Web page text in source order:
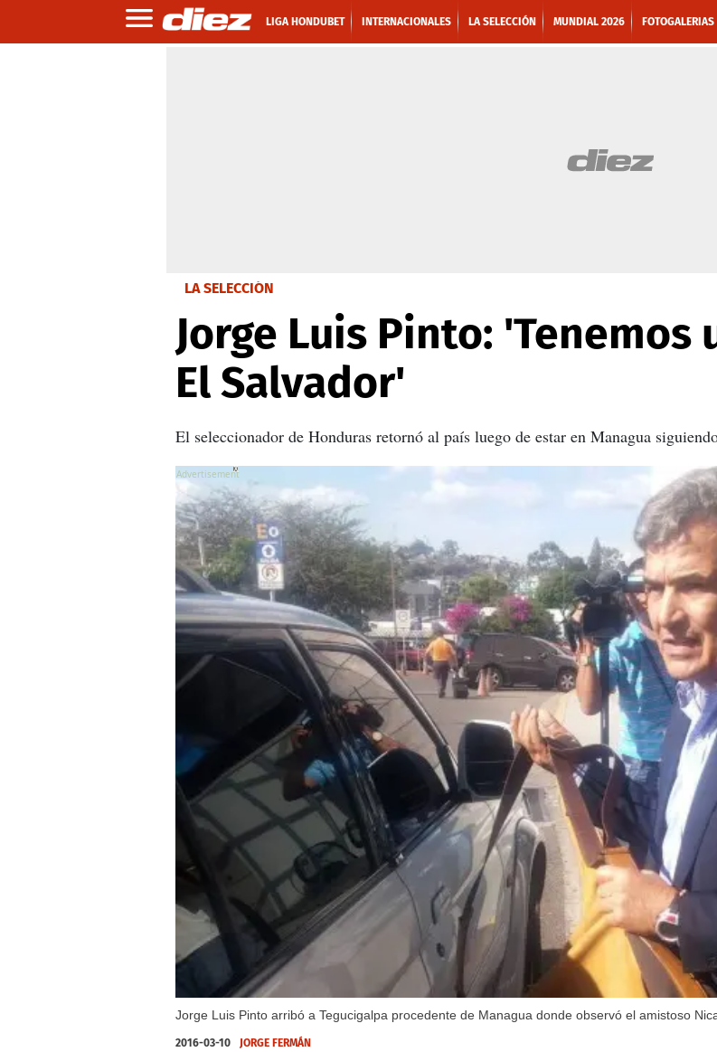
LIGA HONDUBET INTERNACIONALES LA SELECCIÓN MUNDIAL 2026 FOTOGALERIAS
LA SELECCIÓN
Jorge Luis Pinto: 'Tenemos
El Salvador'
El seleccionador de Honduras retornó al país luego de estar en Managua
Jorge Luis Pinto arribó a Tegucigalpa procedente de Managua donde observó el amistoso
X
2016-03-10 JORGE FERMÁN